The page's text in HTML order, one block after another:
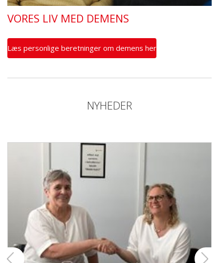
VORES LIV MED DEMENS
Læs personlige beretninger om demens her
NYHEDER